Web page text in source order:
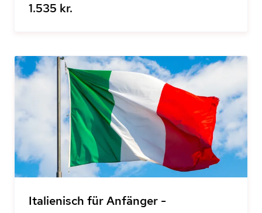
1.535 kr.
Italienisch für Anfänger -